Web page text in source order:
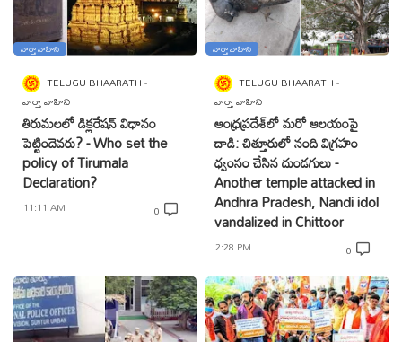
వార్తా వాహిని
TELUGU BHAARATH
వార్తా వాహిని
తిరుమలలో డిక్లరేషన్ విధానం
పెట్టిందెవరు? - Who set the
policy of Tirumala
Declaration?
11:11 AM 0
వార్తా వాహిని
TELUGU BHAARATH
వార్తా వాహిని
ఆంధ్రప్రదేశ్‌లో మరో ఆలయంపై
దాడి: చిత్తూరులో నంది విగ్రహం
ధ్వంసం చేసిన దుండగులు -
Another temple attacked in
Andhra Pradesh, Nandi idol
vandalized in Chittoor
2:28 PM 0